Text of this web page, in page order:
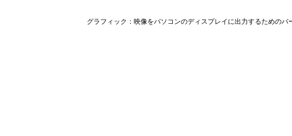
グラフィック：映像をパソコンのディスプレイに出力するためのパ